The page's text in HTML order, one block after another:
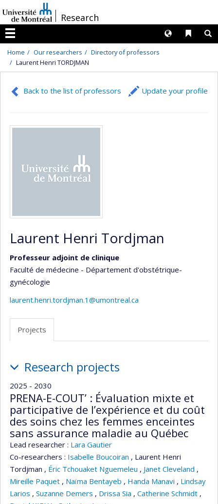
au
contenu
/Research
Menu
Liens
Langues
Home Our researchers
Directory of professors
Laurent Henri TORDJMAN
Back to the list of professors Update your profile
Laurent Henri Tordjman
Professeur adjoint de clinique
Faculté de médecine - Département d'obstétrique-
gynécologie
laurent.henri.tordjman.1@umontreal.ca
Projects
Research projects
2025 - 2030
PRENA-E-COUT’ : Évaluation mixte et
participative de l’expérience et du coût
des soins chez les femmes enceintes
sans assurance maladie au Québec
Lead researcher : Lara Gautier
Co-researchers : Isabelle Boucoiran , Laurent Henri
Tordjman , Éric Tchouaket Nguemeleu , Janet Cleveland ,
Mireille Paquet , Naïma Bentayeb , Handa Manavi , Lindsay
Larios , Suzanne Demers , Drissa Sia , Catherine Schmidt ,